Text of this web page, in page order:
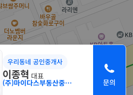
우리동네 공인중개사
이종혁 대표
(주)마이다스부동산중개법인 서초